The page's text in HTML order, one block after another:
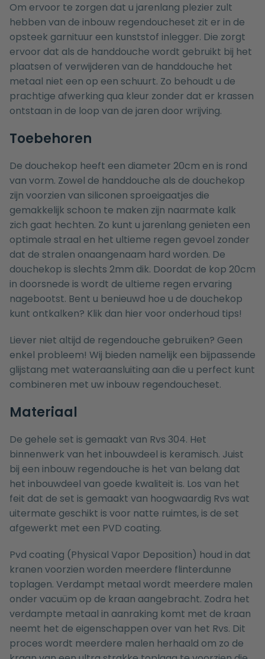
Om ervoor te zorgen dat u jarenlang plezier zult
hebben van de inbouw regendoucheset zit er in de
opsteek garnituur een kunststof inlegger. Die zorgt
ervoor dat als de handdouche wordt gebruikt bij het
plaatsen of verwijderen van de handdouche het
metaal niet een op een schuurt. Zo behoudt u de
prachtige afwerking qua kleur zonder dat er krassen
ontstaan in de loop van de jaren door wrijving.
Toebehoren
De douchekop heeft een diameter 20cm en is rond
van vorm. Zowel de handdouche als de douchekop
zijn voorzien van siliconen sproeigaatjes die
gemakkelijk schoon te maken zijn naarmate kalk
zich gaat hechten. Zo kunt u jarenlang genieten een
optimale straal en het ultieme regen gevoel zonder
dat de stralen onaangenaam hard worden. De
douchekop is slechts 2mm dik. Doordat de kop 20cm
in doorsnede is wordt de ultieme regen ervaring
nagebootst. Bent u benieuwd hoe u de douchekop
kunt ontkalken? Klik dan hier voor onderhoud tips!
Liever niet altijd de regendouche gebruiken? Geen
enkel probleem! Wij bieden namelijk een bijpassende
glijstang met wateraansluiting aan die u perfect kunt
combineren met uw inbouw regendoucheset.
Materiaal
De gehele set is gemaakt van Rvs 304. Het
binnenwerk van het inbouwdeel is keramisch. Juist
bij een inbouw regendouche is het van belang dat
het inbouwdeel van goede kwaliteit is. Los van het
feit dat de set is gemaakt van hoogwaardig Rvs wat
uitermate geschikt is voor natte ruimtes, is de set
afgewerkt met een PVD coating.
Pvd coating (Physical Vapor Deposition) houd in dat
kranen voorzien worden meerdere flinterdunne
toplagen. Verdampt metaal wordt meerdere malen
onder vacuüm op de kraan aangebracht. Zodra het
verdampte metaal in aanraking komt met de kraan
neemt het de eigenschappen over van het Rvs. Dit
proces wordt meerdere malen herhaald om zo de